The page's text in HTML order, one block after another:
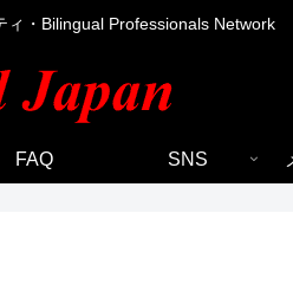
ィ・Bilingual Professionals Network
FAQ SNS